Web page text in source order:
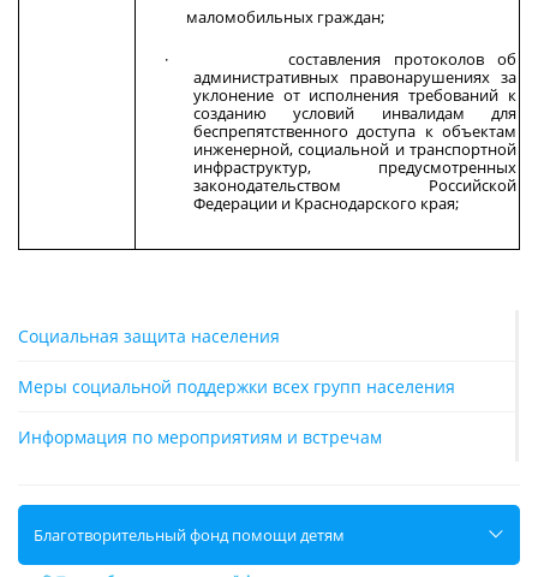
Социальная защита населения
Меры социальной поддержки всех групп населения
Информация по мероприятиям и встречам
Благотворительный фонд помощи детям
маломобильных граждан;
· составления протоколов об
административных правонарушениях за
уклонение от исполнения требований к
созданию условий инвалидам для
беспрепятственного доступа к объектам
инженерной, социальной и транспортной
инфраструктур, предусмотренных
законодательством Российской
Федерации и Краснодарского края;